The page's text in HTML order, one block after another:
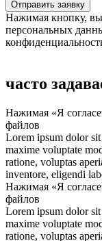
Нажимая кнопку, вы
персональных
часто
Нажимая «Я
файлов
Lorem ipsum dolor
maxime voluptate
ratione, voluptas
inventore, eligendi
Нажимая «Я
файлов
Lorem ipsum dolor
maxime voluptate
ratione, voluptas